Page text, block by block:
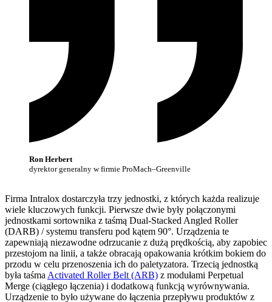
Ron Herbert
dyrektor generalny w firmie ProMach–Greenville
Firma Intralox dostarczyła trzy jednostki, z których każda realizuje
wiele kluczowych funkcji. Pierwsze dwie były połączonymi
jednostkami sortownika z taśmą Dual-Stacked Angled Roller
(DARB) / systemu transferu pod kątem 90°. Urządzenia te
zapewniają niezawodne odrzucanie z dużą prędkością, aby zapobiec
przestojom na linii, a także obracają opakowania krótkim bokiem do
przodu w celu przenoszenia ich do paletyzatora. Trzecią jednostką
była taśma Activated Roller Belt (ARB) z modułami Perpetual
Merge (ciągłego łączenia) i dodatkową funkcją wyrównywania.
Urządzenie to było używane do łączenia przepływu produktów z